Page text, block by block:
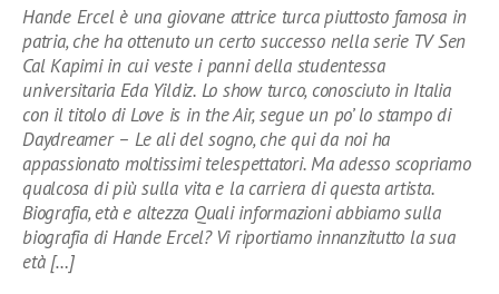
Hande Ercel è una giovane attrice turca piuttosto famosa in
patria, che ha ottenuto un certo successo nella serie TV Sen
Cal Kapimi in cui veste i panni della studentessa
universitaria Eda Yildiz. Lo show turco, conosciuto in Italia
con il titolo di Love is in the Air, segue un po’ lo stampo di
Daydreamer – Le ali del sogno, che qui da noi ha
appassionato moltissimi telespettatori. Ma adesso scopriamo
qualcosa di più sulla vita e la carriera di questa artista.
Biografia, età e altezza Quali informazioni abbiamo sulla
biografia di Hande Ercel? Vi riportiamo innanzitutto la sua
età […]